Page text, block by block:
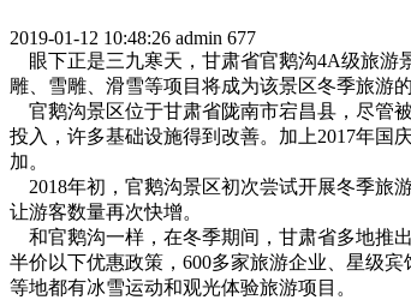
2019-01-12 10:48:26 admin 677
眼下正是三九寒天，甘肃省官鹅沟4A级旅游
雕、雪雕、滑雪等项目将成为该景区冬季旅游的
官鹅沟景区位于甘肃省陇南市宕昌县，尽管
投入，许多基础设施得到改善。加上2017年国
加。
2018年初，官鹅沟景区初次尝试开展冬季旅
让游客数量再次快增。
和官鹅沟一样，在冬季期间，甘肃省多地推
半价以下优惠政策，600多家旅游企业、星级
等地都有冰雪运动和观光体验旅游项目。